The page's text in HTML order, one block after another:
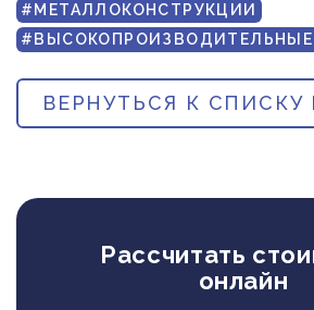
#МЕТАЛЛОКОНСТРУКЦИИ
ВЕРНУТЬСЯ К СПИСКУ
Рассчитать
онлайн